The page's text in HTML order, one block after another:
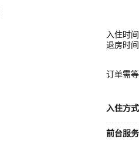
入住时
退房时
订单需
入住方式
前台服务